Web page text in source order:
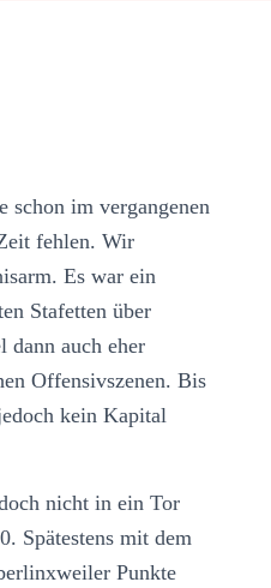
schon im vergangenen
fehlen. Wir
Es war ein
Stafetten über
dann auch eher
Offensivszenen. Bis
kein Kapital
nicht in ein Tor
Spätestens mit dem
Punkte